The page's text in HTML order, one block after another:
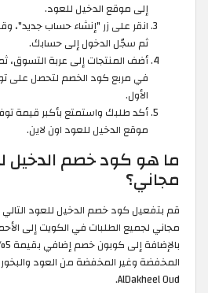
إلى موقع الدخيل للعود.
انقر على زر "إنشاء حساب جديد"،
ثم سجّل الدخول إلى حسابك.
أضف المنتجات إلى عربة التسوق،
في مربع كود الخصم لتحصل على
الأول.
أكد طلبك واستمتع بأكبر قيمة
موقع الدخيل للعود اون لاين.
ما هو كود خصم
مجاني؟
قم بتفعيل كود خصم الدخيل للعود التالي
مجاني لجميع الطلبات في الكويت إلى
المخفضة وغير المخفضة من العود
AlDakheel Oud.